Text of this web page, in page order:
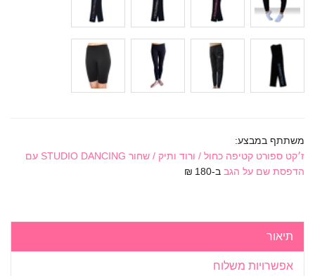
משתתף במבצע:
ז׳קט ספורט קטיפה כחול / ורוד ותיק / שחור STUDIO DANCING עם
הדפסת שם על הגב ב-180 ₪
תיאור
אפשרויות משלוח